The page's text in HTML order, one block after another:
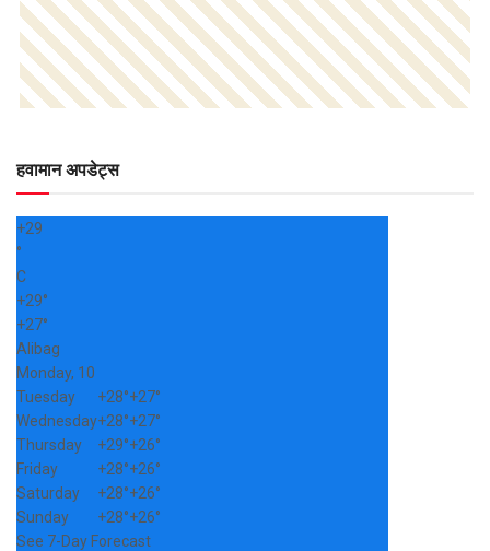
हवामान अपडेट्स
+29
°
C
+29°
+27°
Alibag
Monday, 10
Tuesday
+28°+27°
Wednesday+28°+27°
Thursday
+29°+26°
Friday
+28°+26°
Saturday
+28°+26°
Sunday
+28°+26°
See 7-Day Forecast